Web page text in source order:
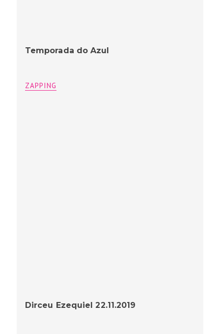
Temporada do Azul
ZAPPING
Dirceu Ezequiel 22.11.2019